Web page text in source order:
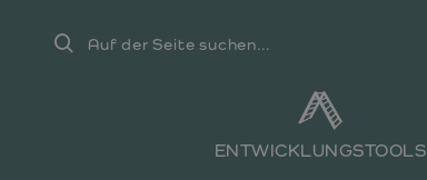
Auf
ENTWICKLUNGSTOOLS